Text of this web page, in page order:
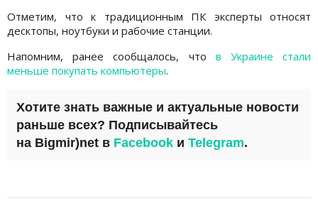
Отметим, что к традиционным ПК эксперты относят
десктопы, ноутбуки и рабочие станции.
Напомним, ранее сообщалось, что в Украине стали
меньше покупать компьютеры.
Хотите знать важные и актуальные новости
раньше всех? Подписывайтесь
на Bigmir)net в Facebook и Telegram.